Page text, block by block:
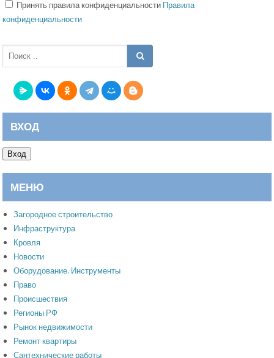
Принять правила конфиденциальности Правила
конфиденциальности
ВХОД
Вход
МЕНЮ
Загородное строительство
Инфраструктура
Кровля
Новости
Оборудование. Инструменты
Право
Происшествия
Регионы РФ
Рынок недвижимости
Ремонт квартиры
Сантехнические работы